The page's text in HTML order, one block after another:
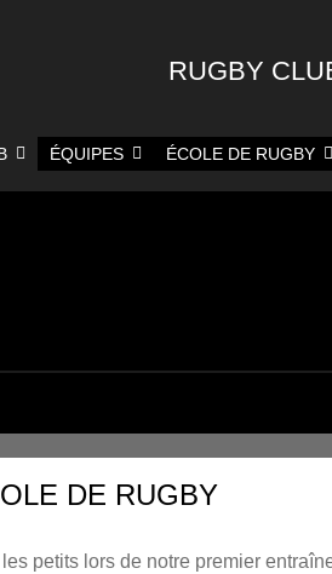
RUGBY
ÉQUIPES ÉCOLE DE RUGBY
DE RUGBY
petits lors de notre premier